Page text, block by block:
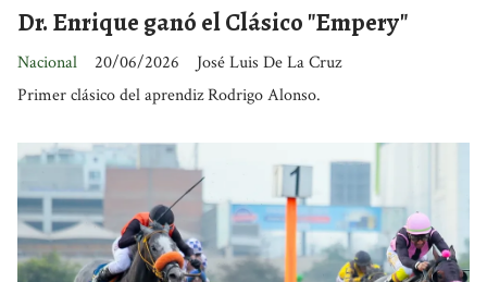
Dr. Enrique ganó el Clásico "Empery"
José Luis De La Cruz
Nacional
20/06/2026
Primer clásico del aprendiz Rodrigo Alonso.